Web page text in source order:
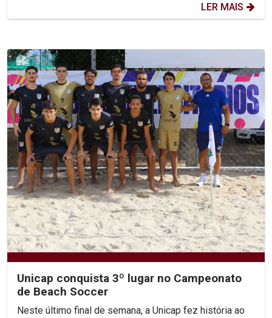
LER MAIS
Unicap conquista 3º lugar no Campeonato
de Beach Soccer
Neste último final de semana, a Unicap fez história ao